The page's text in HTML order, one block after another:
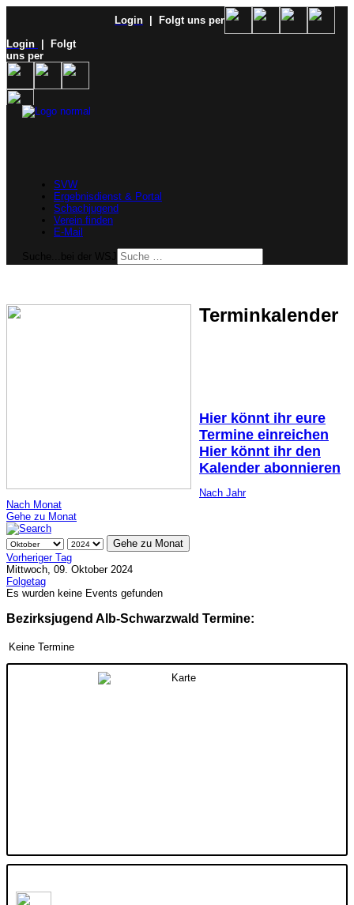
Login
| Folgt uns per
Login
| Folgt
uns per
SVW
Ergebnisdienst & Portal
Schachjugend
Verein finden
E-Mail
Terminkalender
Hier könnt ihr eure
Termine einreichen
Hier könnt ihr den
Kalender abonnieren
Nach Jahr
Nach Monat
Gehe zu Monat
Gehe zu Monat
Vorheriger Tag
Mittwoch, 09. Oktober 2024
Folgetag
Es wurden keine Events gefunden
Bezirksjugend Alb-Schwarzwald Termine:
Keine Termine